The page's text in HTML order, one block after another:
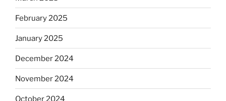
February 2025
January 2025
December 2024
November 2024
October 2024